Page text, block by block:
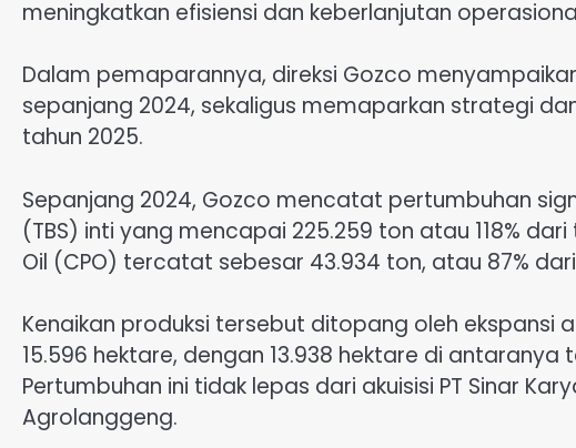
meningkatkan efisiensi dan keberlanjutan
Dalam pemaparannya, direksi Gozco
sepanjang 2024, sekaligus memaparkan strategi
tahun 2025.
Sepanjang 2024, Gozco mencatat pertumbuhan
(TBS) inti yang mencapai 225.259 ton atau 118%
Oil (CPO) tercatat sebesar 43.934 ton, atau 87%
Kenaikan produksi tersebut ditopang oleh ekspansi
15.596 hektare, dengan 13.938 hektare di
Pertumbuhan ini tidak lepas dari akuisisi PT Sinar
Agrolanggeng.